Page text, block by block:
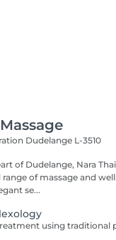
Dudelange L-3510
of Dudelange, Nara
of massage and
se...